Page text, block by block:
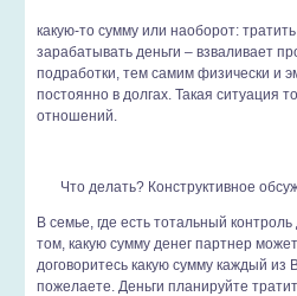
какую-то сумму или наоборот:
зарабатывать деньги – взваливает
подработки, тем самим физически и
постоянно в долгах. Такая ситуация
отношений.
Что делать? Конструктивное
В семье, где есть тотальный
том, какую сумму денег партнер
договоритесь какую сумму каждый из
пожелаете. Деньги планируйте